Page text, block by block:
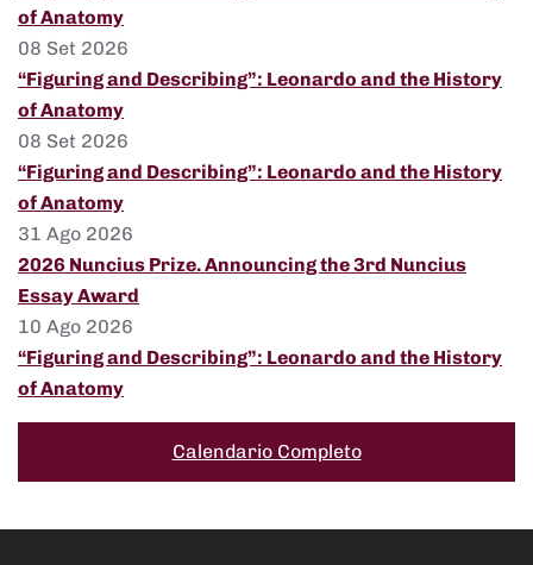
of Anatomy
08 Set 2026
“Figuring and Describing”: Leonardo and the History
of Anatomy
08 Set 2026
“Figuring and Describing”: Leonardo and the History
of Anatomy
31 Ago 2026
2026 Nuncius Prize. Announcing the 3rd Nuncius
Essay Award
10 Ago 2026
“Figuring and Describing”: Leonardo and the History
of Anatomy
Calendario Completo